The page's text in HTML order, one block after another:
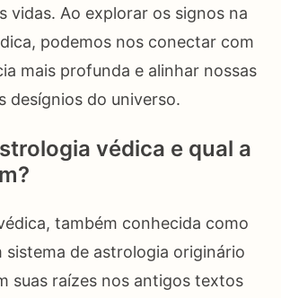
vidas. Ao explorar os signos na
podemos nos conectar com
mais profunda e alinhar nossas
desígnios do universo.
védica e qual a
também conhecida como
sistema de astrologia originário
suas raízes nos antigos textos